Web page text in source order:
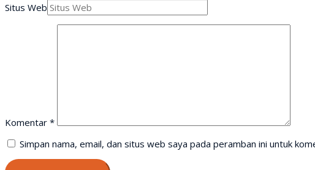
Situs Web
Komentar *
Simpan nama, email, dan situs web saya pada peramban ini untuk